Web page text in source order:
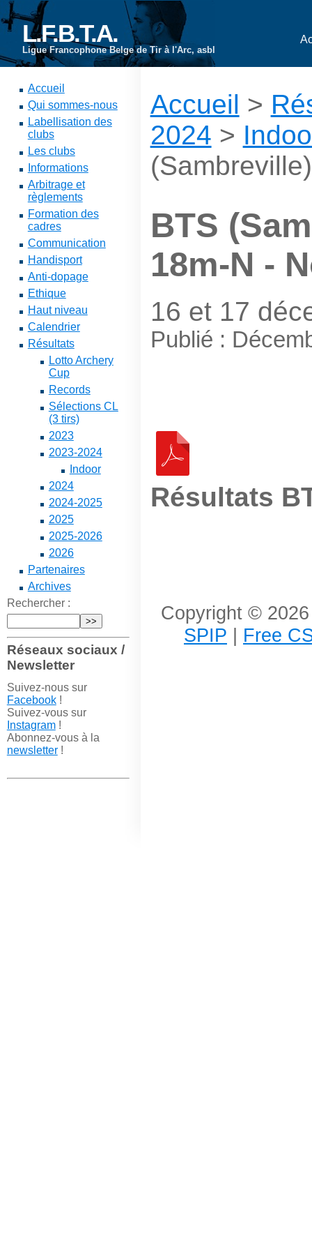
L.F.B.T.A.
Ligue Francophone Belge de Tir à l'Arc, asbl
Accueil
Qui sommes-nous
Labellisation des
clubs
Les clubs
Informations
Arbitrage et
règlements
Formation des
cadres
Communication
Handisport
Anti-dopage
Ethique
Haut niveau
Calendrier
Résultats
Lotto Archery
Cup
Records
Sélections CL
(3 tirs)
2023
2023-2024
Indoor
2024
2024-2025
2025
2025-2026
2026
Partenaires
Archives
Rechercher :
Réseaux sociaux /
Newsletter
Suivez-nous sur
Facebook!
Suivez-vous sur
Instagram!
Abonnez-vous à la
newsletter!
Accueil >
2024 >
BTS
18m-N -
16 et 17
Publié :
Résultats
Copyright ©
SPIP | Free